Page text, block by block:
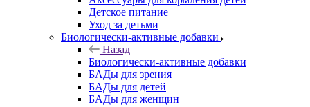
Детское питание
Уход за детьми
Биологически-активные добавки
Назад
Биологически-активные добавки
БАДы для зрения
БАДы для детей
БАДы для женщин